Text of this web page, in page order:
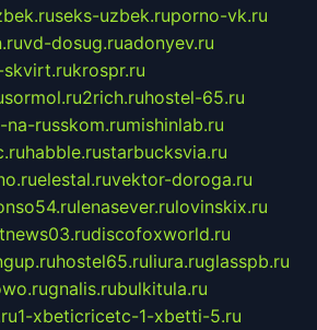
seks-uzbek.ruporno-vk.ru
vd-dosug.ruadonyev.ru
krospr.ru
sormol.ru2rich.ruhostel-65.ru
na-russkom.rumishinlab.ru
habble.rustarbucksvia.ru
elestal.ruvektor-doroga.ru
lenasever.rulovinskix.ru
discofoxworld.ru
hostel65.ruliura.ruglasspb.ru
gnalis.rubulkitula.ru
1-xbeticricetc-1-xbetti-5.ru